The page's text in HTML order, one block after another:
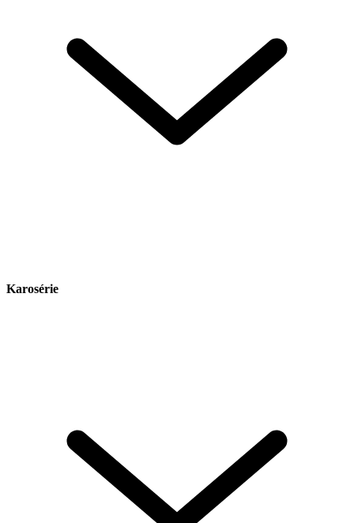
Karosérie